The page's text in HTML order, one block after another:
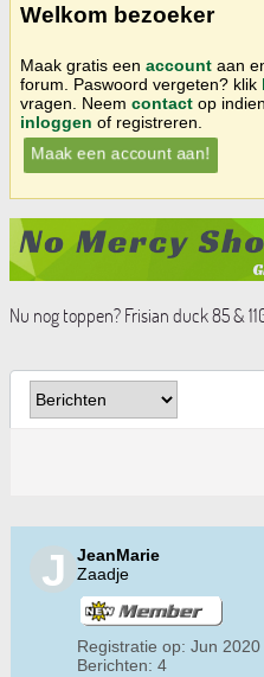
Welkom bezoeker
Maak gratis een account aan
forum. Paswoord vergeten? klik
vragen. Neem contact op
inloggen of registreren.
Maak een account aan!
Nu nog toppen? Frisian duck 85 &
JeanMarie
Zaadje
Registratie op: Jun 2020
Berichten: 4